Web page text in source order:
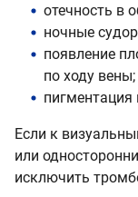
отечность в
ночные
появление
по ходу вены;
пигментация
Если к
или
исключить